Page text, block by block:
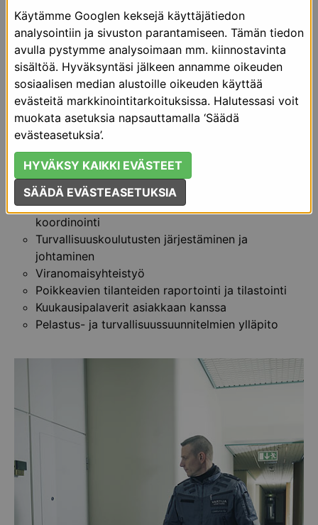
Rikosten paljastamis- sekä koeostopalvelut
Etävalvontapalvelut
Turvallisuustekniikka
Yhteyshenkilömme
toimenkuvamahdollisuudet
Toimii asiakkaan apuna turvallisuusasioiden
hoitamisessa omien päivittäisten rutiinien ohella
Kohteen turvallisuuspäällikkö
Poikkeavien tilanteiden turvallisuusjohtaminen
Turvallisuusyksikön johtaminen ja toiminnan
koordinointi
Turvallisuuskoulutusten järjestäminen ja
johtaminen
Viranomaisyhteistyö
Poikkeavien tilanteiden raportointi ja tilastointi
Kuukausipalaverit asiakkaan kanssa
Pelastus- ja turvallisuussuunnitelmien ylläpito
Käytämme Googlen keksejä käyttäjätiedon
analysointiin ja sivuston parantamiseen. Tämän tiedon
avulla pystymme analysoimaan mm. kiinnostavinta
sisältöä. Hyväksyntäsi jälkeen annamme oikeuden
sosiaalisen median alustoille oikeuden käyttää
evästeitä markkinointitarkoituksissa. Halutessasi voit
muokata asetuksia napsauttamalla ‘Säädä
evästeasetuksia’.
HYVÄKSY KAIKKI EVÄSTEET
SÄÄDÄ EVÄSTEASETUKSIA